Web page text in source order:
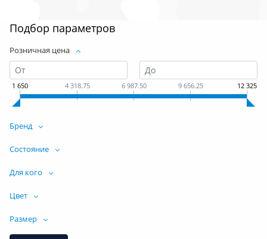
Подбор параметров
Розничная цена
1 650 4 318.75 6 987.50 9 656.25 12 325
Бренд
Состояние
Для кого
Цвет
Размер